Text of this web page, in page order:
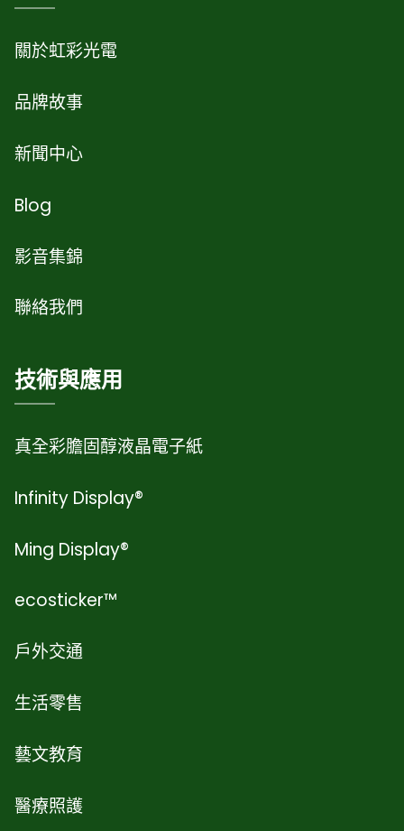
關於虹彩光電
品牌故事
新聞中心
Blog
影音集錦
聯絡我們
技術與應用
真全彩膽固醇液晶電子紙
Infinity Display®
Ming Display®
ecosticker™
戶外交通
生活零售
藝文教育
醫療照護